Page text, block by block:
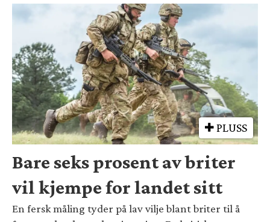
PLUSS
Bare seks prosent av briter
vil kjempe for landet sitt
En fersk måling tyder på lav vilje blant briter til å